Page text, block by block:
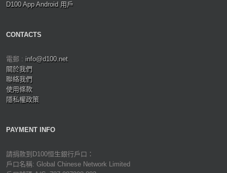
D100 App Android 用戶
CONTACTS
電郵 : info@d100.net
關於我們
聯絡我們
使用條款
隱私權政策
PAYMENT INFO
請捐款到D100恒生銀行戶口：
戶口名稱: Global Chinese Network Limited